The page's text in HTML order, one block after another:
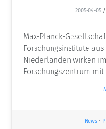
2005-04-05 /
Max-Planck-
Forschungsinstitute
Niederlanden wirken
Forschungszentrum mit
News•